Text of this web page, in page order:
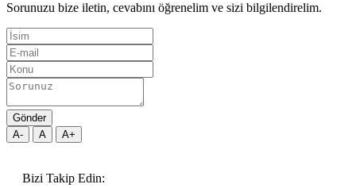
Sorunuzu bize iletin, cevabını öğrenelim ve sizi bilgilendirelim.
Gönder
A-
A A+
Bizi Takip Edin: